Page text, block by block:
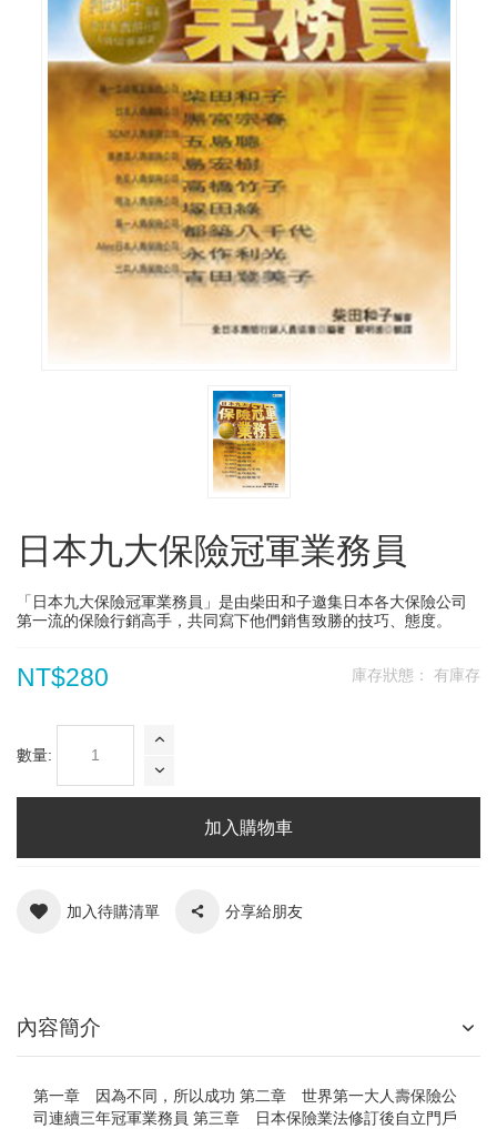
日本九大保險冠軍業務員
「日本九大保險冠軍業務員」是由柴田和子邀集日本各大保險公司
第一流的保險行銷高手，共同寫下他們銷售致勝的技巧、態度。
庫存狀態： 有庫存
NT$280
數量:
加入購物車
加入待購清單 分享給朋友
內容簡介
第一章 因為不同，所以成功 第二章 世界第一大人壽保險公
司連續三年冠軍業務員 第三章 日本保險業法修訂後自立門戶